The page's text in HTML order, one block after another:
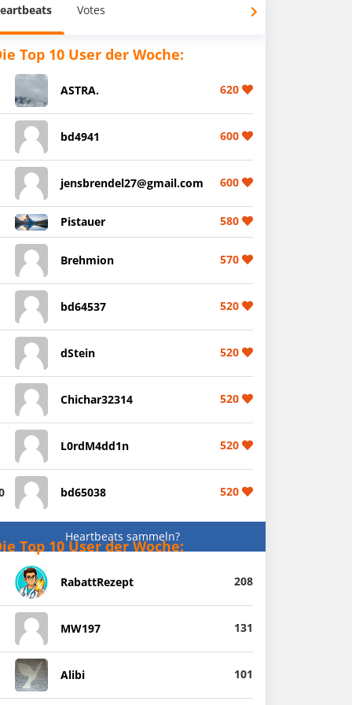
Votes
Top 10 User der Woche:
ASTRA. 620
bd4941 600
jensbrendel27@gmail.com 600
Pistauer 580
Brehmion 570
bd64537 520
dStein 520
Chichar32314 520
L0rdM4dd1n 520
bd65038 520
Heartbeats sammeln?
Top 10 User der Woche:
RabattRezept 208
MW197 131
Alibi 101